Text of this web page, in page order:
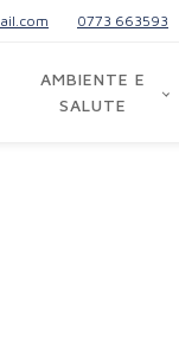
0773 663593
AMBIENTE E
SALUTE